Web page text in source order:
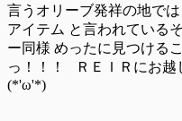
言うオリーブ発祥の地で
アイテム と言われている
ー同様 めったに見つける
っ！！！ ＲＥＩＲにお越
(*'ω'*)